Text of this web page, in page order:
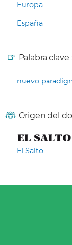
Europa
España
Palabra clave :
nuevo
Origen del
El Salto